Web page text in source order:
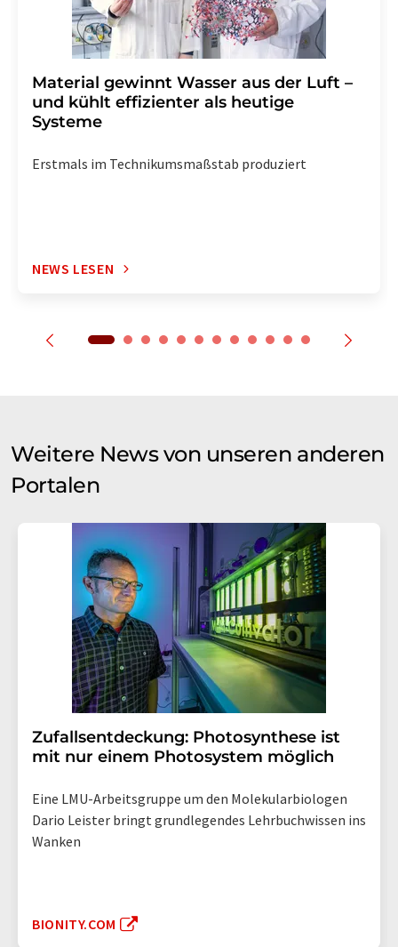
Material gewinnt Wasser aus der Luft –
und kühlt effizienter als heutige
Systeme
Erstmals im Technikumsmaßstab produziert
NEWS LESEN
Weitere News von unseren anderen
Portalen
Zufallsentdeckung: Photosynthese ist
mit nur einem Photosystem möglich
Eine LMU-Arbeitsgruppe um den Molekularbiologen
Dario Leister bringt grundlegendes Lehrbuchwissen ins
Wanken
BIONITY.COM